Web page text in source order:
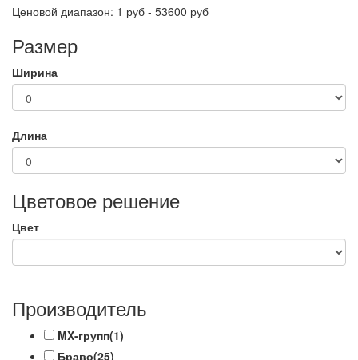
Ценовой диапазон: 1 руб - 53600 руб
Размер
Ширина
Длина
Цветовое решение
Цвет
Производитель
MX-групп(1)
Браво(25)